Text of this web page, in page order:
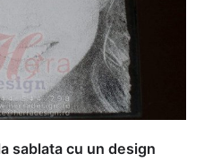
sablata cu un design